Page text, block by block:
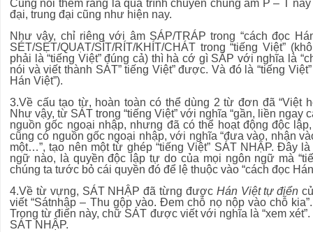
Cũng nói thêm rằng là quá trình chuyển chung âm P – T
đại, trung đại cũng như hiện nay.
Như vậy, chỉ riêng với âm SÁP/TRÁP trong “cách đọc
SÉT/SẸT/QUẠT/SÍT/RÍT/KHÍT/CHÁT trong “tiếng Việt”
phải là “tiếng Việt” đúng cả) thì hà cớ gì SÁP với nghĩa là
nói và viết thành SÁT” tiếng Việt” được. Và đó là “tiếng
Hán Việt”).
3.Về cấu tạo từ, hoàn toàn có thể dùng 2 từ đơn đã “Việt
Như vậy, từ SÁT trong “tiếng Việt” với nghĩa “gần, liền ngay
nguồn gốc ngoại nhập, nhưng đã có thể hoạt động độc
cũng có nguồn gốc ngoại nhập, với nghĩa “đưa vào, nhận
một…”, tạo nên một từ ghép “tiếng Việt” SÁT NHẬP. Đây
ngữ nào, là quyền độc lập tự do của mọi ngôn ngữ mà
chúng ta tước bỏ cái quyền đó để lệ thuộc vào “cách đọc
4.Về từ vựng, SÁT NHẬP đã từng được Hán Việt tự điển
viết “Sátnhập – Thu gộp vào. Đem chỗ nọ nộp vào chỗ
Trong từ điển này, chữ SÁT được viết với nghĩa là “xem
SÁT NHẬP.